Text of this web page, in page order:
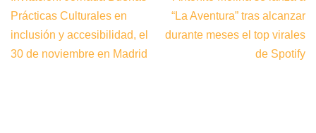
Prácticas Culturales en
inclusión y accesibilidad, el
30 de noviembre en Madrid
“La Aventura” tras alcanzar
durante meses el top virales
de Spotify